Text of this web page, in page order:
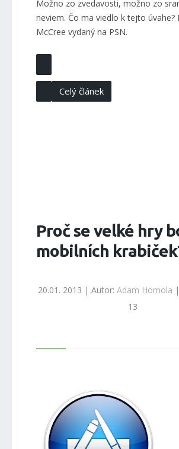
Možno zo zvedavosti, možno zo
neviem. Čo ma viedlo k tejto
McCree vydaný na PSN.
Celý článek
Proč se velké hry
mobilních
20.01. 2013 | Autor: Adam Homola
13